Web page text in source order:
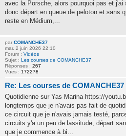
avec la Porsche, alors pourquoi pas et
donc départ en queue de peloton et sans
reste en Médium,...
par COMANCHE37
mar. 2 juin 2026 22:10
Forum : Vidéos
Sujet : Les courses de COMANCHE37
Réponses : 267
Vues : 172278
Re: Les courses de COMANCHE37
Quotidienne sur Yas Marina https://
longtemps que je n'avais pas fait de
ce circuit que je n'avais jamais testé,
circuits y'a un peu de lassitude, départ
que je commence à bi...